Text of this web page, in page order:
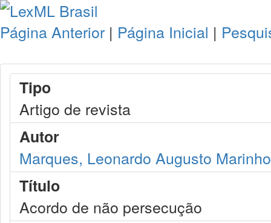
Página Anterior | Página Inicial |
Tipo
Artigo de revista
Autor
Marques, Leonardo Augusto Marinho
Título
Acordo de não persecução